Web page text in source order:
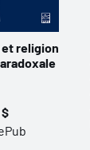
religion